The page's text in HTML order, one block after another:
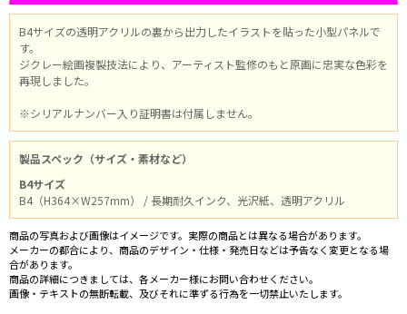
B4サイズの透明アクリルの裏から出力したイラストを貼った小型パネルで
す。
ジクレー絵画複製技法により、アーティスト監修のもと原画に忠実な色彩を
再現しました。
※シリアルナンバー入り証明書は付属しません。
製品スペック（サイズ・素材など）
B4サイズ
B4（H364×W257mm） / 長期耐久インク、光沢紙、透明アクリル
商品の写真および画像はイメージです。実際の商品とは異なる場合があります。
メーカーの都合により、商品のデザイン・仕様・発売日などは予告なく変更となる場
合があります。
商品の詳細につきましては、各メーカー様にお問い合わせください。
画像・テキストの無断転載、及びそれに準ずる行為を一切禁止いたします。